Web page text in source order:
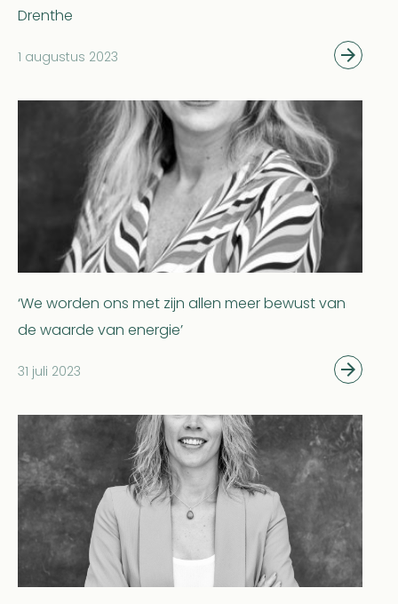
Drenthe
1 augustus 2023
‘We worden ons met zijn allen meer bewust van
de waarde van energie’
31 juli 2023